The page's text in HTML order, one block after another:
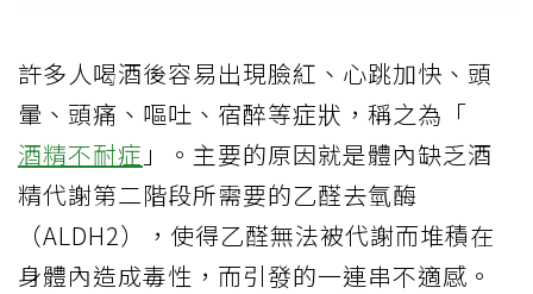
許多人喝酒後容易出現臉紅、心跳加快、頭
暈、頭痛、嘔吐、宿醉等症狀，稱之為「
酒精不耐症 」。主要的原因就是體內缺乏酒
精代謝第二階段所需要的乙醛去氫酶
（ALDH2），使得乙醛無法被代謝而堆積在
身體內造成毒性，而引發的一連串不適感。